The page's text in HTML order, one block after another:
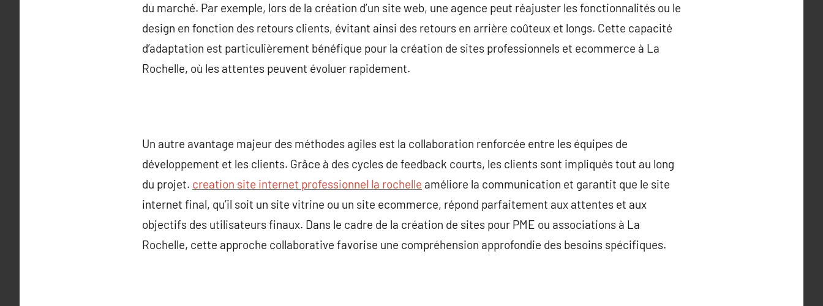
du marché. Par exemple, lors de la création d’un site web, une agence peut réajuster les fonctionnalités ou le
design en fonction des retours clients, évitant ainsi des retours en arrière coûteux et longs. Cette capacité
d’adaptation est particulièrement bénéfique pour la création de sites professionnels et ecommerce à La
Rochelle, où les attentes peuvent évoluer rapidement.
Un autre avantage majeur des méthodes agiles est la collaboration renforcée entre les équipes de
développement et les clients. Grâce à des cycles de feedback courts, les clients sont impliqués tout au long
du projet. creation site internet professionnel la rochelle améliore la communication et garantit que le site
internet final, qu’il soit un site vitrine ou un site ecommerce, répond parfaitement aux attentes et aux
objectifs des utilisateurs finaux. Dans le cadre de la création de sites pour PME ou associations à La
Rochelle, cette approche collaborative favorise une compréhension approfondie des besoins spécifiques.